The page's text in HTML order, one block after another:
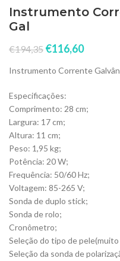
Instrumento
Gal
€194,35 €116,60
Instrumento Corrente
Especificações:
Comprimento: 28 cm;
Largura: 17 cm;
Altura: 11 cm;
Peso: 1,95 kg;
Potência: 20 W;
Frequência: 50/60 Hz;
Voltagem: 85-265 V;
Sonda de duplo stick;
Sonda de rolo;
Cronômetro;
Seleção do tipo de
Seleção da sonda de